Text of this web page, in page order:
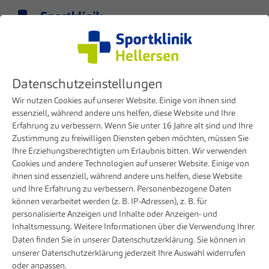
Dr. Stefan Schmidl
Doctor Team Overview
Doctor profile
Datenschutzeinstellungen
Wir nutzen Cookies auf unserer Website. Einige von ihnen sind
essenziell, während andere uns helfen, diese Website und Ihre
Erfahrung zu verbessern. Wenn Sie unter 16 Jahre alt sind und Ihre
Zustimmung zu freiwilligen Diensten geben möchten, müssen Sie
Ihre Erziehungsberechtigten um Erlaubnis bitten. Wir verwenden
Cookies und andere Technologien auf unserer Website. Einige von
ihnen sind essenziell, während andere uns helfen, diese Website
und Ihre Erfahrung zu verbessern. Personenbezogene Daten
können verarbeitet werden (z. B. IP-Adressen), z. B. für
personalisierte Anzeigen und Inhalte oder Anzeigen- und
Inhaltsmessung. Weitere Informationen über die Verwendung Ihrer
Daten finden Sie in unserer Datenschutzerklärung. Sie können in
unserer Datenschutzerklärung jederzeit Ihre Auswahl widerrufen
oder anpassen.